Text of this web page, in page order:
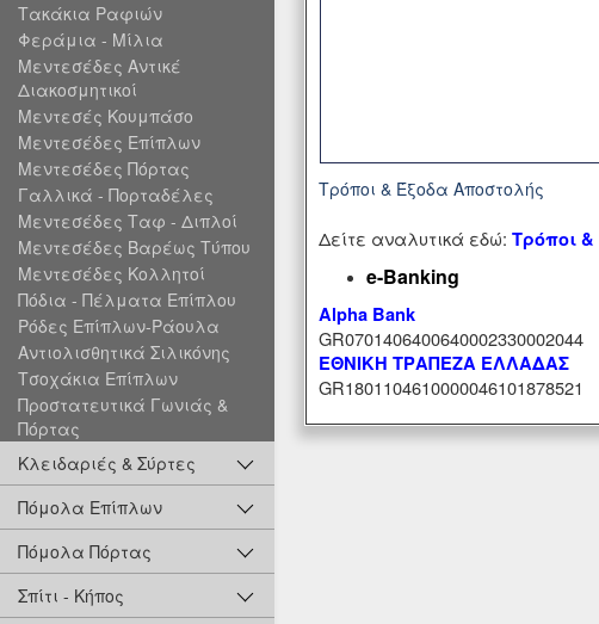
Τακάκια Ραφιών
Φεράμια - Μίλια
Μεντεσέδες Αντικέ
Διακοσμητικοί
Μεντεσές Κουμπάσο
Μεντεσέδες Επίπλων
Μεντεσέδες Πόρτας
Γαλλικά - Πορταδέλες
Μεντεσέδες Ταφ - Διπλοί
Μεντεσέδες Βαρέως Τύπου
Μεντεσέδες Κολλητοί
Πόδια - Πέλματα Επίπλου
Ρόδες Επίπλων-Ράουλα
Αντιολισθητικά Σιλικόνης
Τσοχάκια Επίπλων
Προστατευτικά Γωνιάς &
Πόρτας
Κλειδαριές & Σύρτες
Πόμολα Επίπλων
Πόμολα Πόρτας
Σπίτι - Κήπος
Τρόποι & Έξοδα Αποστολής
Δείτε αναλυτικά εδώ:Τρόποι
e-Banking
Alpha Bank
GR0701406400640002330002044
ΕΘΝΙΚΗ ΤΡΑΠΕΖΑ ΕΛΛΑΔΑΣ
GR1801104610000046101878521